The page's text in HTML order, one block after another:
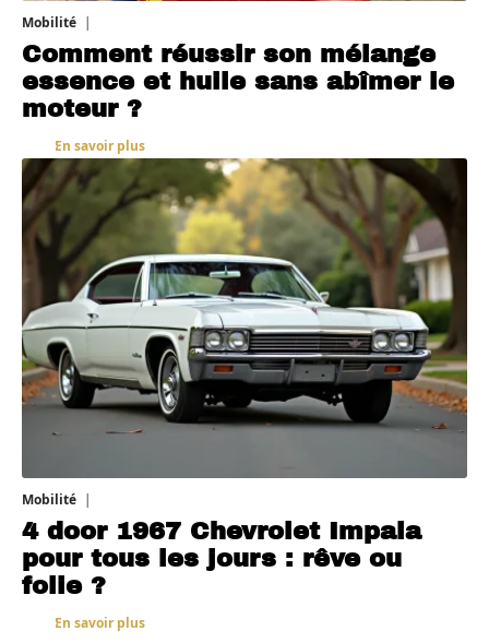
Mobilité
Comment réussir son mélange
essence et huile sans abîmer le
moteur ?
En savoir plus
Mobilité
4 door 1967 Chevrolet Impala
pour tous les jours : rêve ou
folie ?
En savoir plus